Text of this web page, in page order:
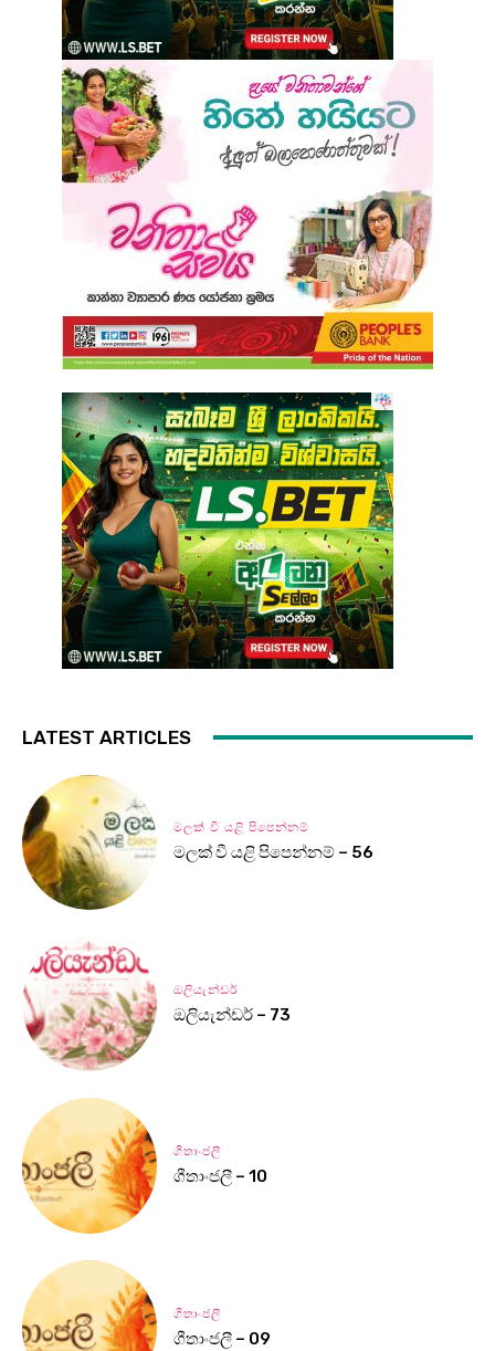
LATEST ARTICLES
මලක් වී යළි පිපෙන්නම්
මලක් වී යළි පිපෙන්නම් – 56
ඔලියැන්ඩර්
ඔලියැන්ඩර් – 73
ගීතාංජලී
ගීතාංජලී – 10
ගීතාංජලී
ගීතාංජලී – 09